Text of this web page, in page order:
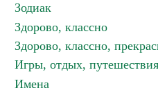
Зодиак
Здорово, классно
Здорово, классно,
Игры, отдых, путешествия
Имена